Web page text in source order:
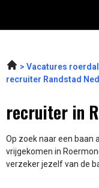
Vacatures
recruiter Randstad
recruiter in
Op zoek naar een baan
vrijgekomen in
verzeker jezelf van de